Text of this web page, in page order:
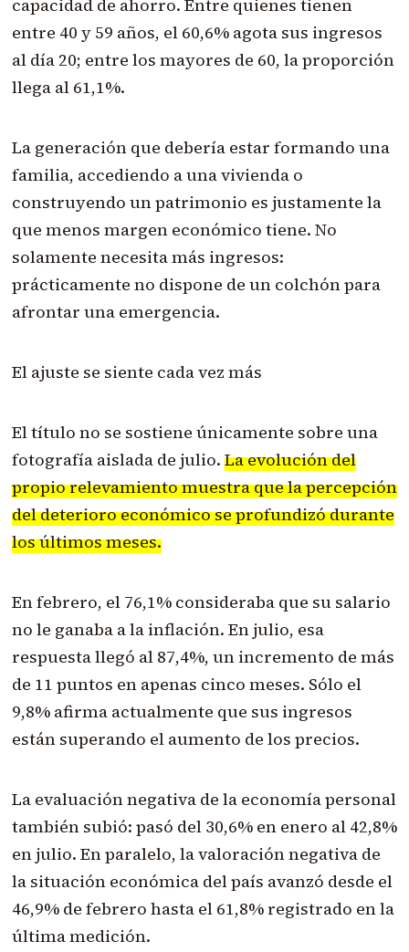
capacidad de ahorro. Entre quienes tienen
entre 40 y 59 años, el 60,6% agota sus ingresos
al día 20; entre los mayores de 60, la proporción
llega al 61,1%.
La generación que debería estar formando una
familia, accediendo a una vivienda o
construyendo un patrimonio es justamente la
que menos margen económico tiene. No
solamente necesita más ingresos:
prácticamente no dispone de un colchón para
afrontar una emergencia.
El ajuste se siente cada vez más
El título no se sostiene únicamente sobre una
fotografía aislada de julio. La evolución del
propio relevamiento muestra que la percepción
del deterioro económico se profundizó durante
los últimos meses.
En febrero, el 76,1% consideraba que su salario
no le ganaba a la inflación. En julio, esa
respuesta llegó al 87,4%, un incremento de más
de 11 puntos en apenas cinco meses. Sólo el
9,8% afirma actualmente que sus ingresos
están superando el aumento de los precios.
La evaluación negativa de la economía personal
también subió: pasó del 30,6% en enero al 42,8%
en julio. En paralelo, la valoración negativa de
la situación económica del país avanzó desde el
46,9% de febrero hasta el 61,8% registrado en la
última medición.